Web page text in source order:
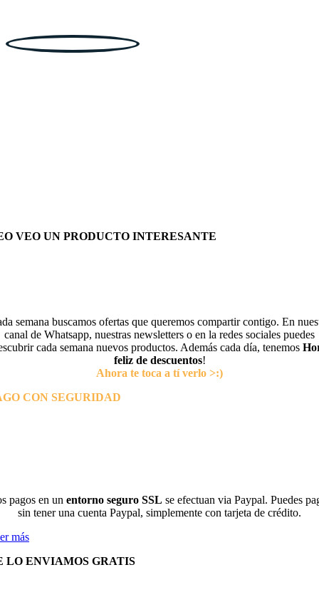
VEO UN PRODUCTO INTERESANTE
semana buscamos ofertas que queremos compartir contigo. En
canal de Whatsapp, nuestras newsletters o en la redes sociales puedes
cada semana nuevos productos. Además cada día, tenemos
feliz de descuentos!
Ahora te toca a tí verlo >:)
CON SEGURIDAD
pagos en un entorno seguro SSL se efectuan via Paypal. Puedes
sin tener una cuenta Paypal, simplemente con tarjeta de crédito.
más
LO ENVIAMOS GRATIS